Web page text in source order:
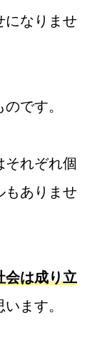
になりませ
です。
それぞれ個
もありませ
会は成り立
います。